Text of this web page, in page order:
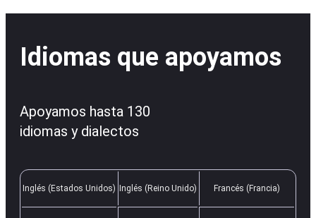
Idiomas que apoyamos
Apoyamos hasta 130
idiomas y dialectos
Inglés (Estados Unidos) Inglés (Reino Unido) Francés (Francia)